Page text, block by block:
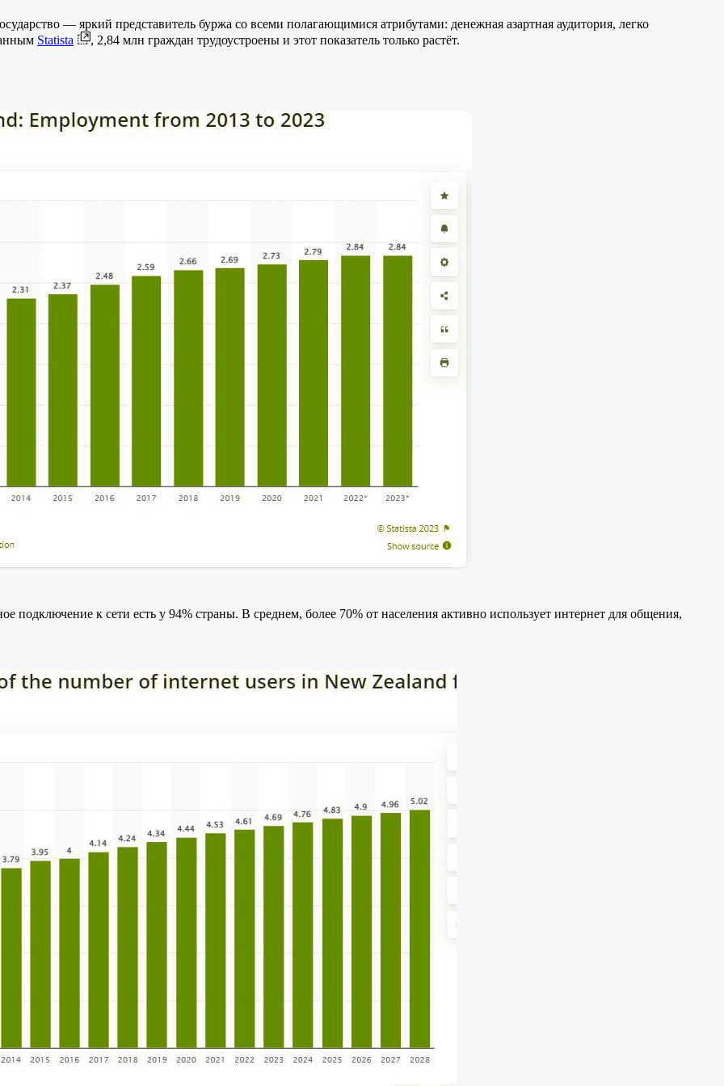
— яркий представитель буржа со всеми полагающимися атрибутами: денежная азартная аудитория, легко
Statista , 2,84 млн граждан трудоустроены и этот показатель только растёт.
подключение к сети есть у 94% страны. В среднем, более 70% от населения активно использует интернет для общения,